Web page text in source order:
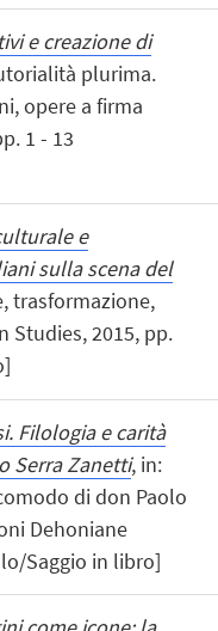
e creazione di
plurima.
opere a firma
1 - 13
e
sulla scena del
trasformazione,
Studies, 2015, pp.
Filologia e carità
Serra Zanetti, in:
di don Paolo
Dehoniane
Saggio in libro]